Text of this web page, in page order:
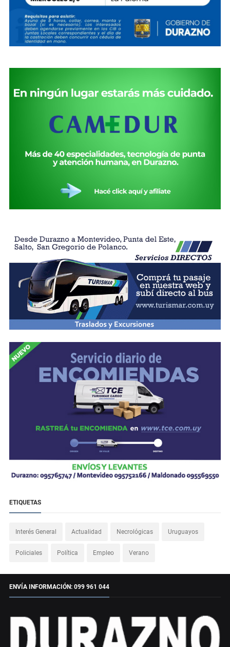
ETIQUETAS
Interés General Actualidad Necrológicas Uruguayos
Policiales Política Empleo Verano
ENVÍA INFORMACIÓN: 099 961 044